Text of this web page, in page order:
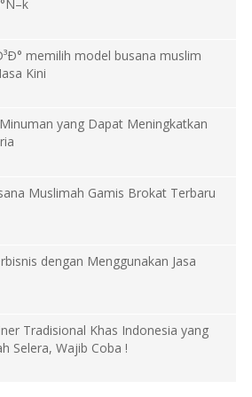
memilih model busana muslim
Kini
yang Dapat Meningkatkan
Muslimah Gamis Brokat Terbaru
dengan Menggunakan Jasa
Tradisional Khas Indonesia yang
Selera, Wajib Coba !